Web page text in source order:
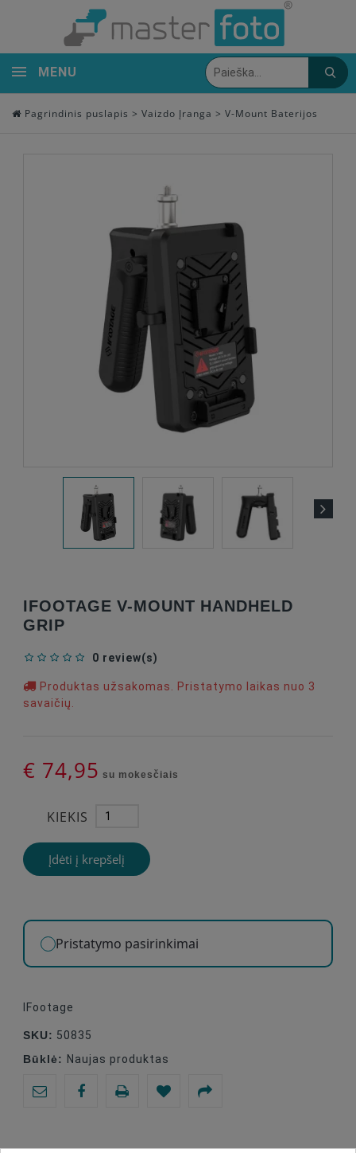
MENU
Pagrindinis puslapis > Vaizdo Įranga > V-Mount Baterijos
IFOOTAGE V-MOUNT HANDHELD
GRIP
0 review(s)
Produktas užsakomas. Pristatymo laikas nuo 3
savaičių.
€ 74,95 su mokesčiais
KIEKIS
Įdėti į krepšelį
Pristatymo pasirinkimai
IFootage
SKU: 50835
Būklė: Naujas produktas